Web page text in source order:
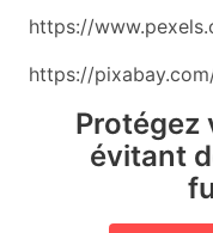
https://
https://
Protégez
évitant